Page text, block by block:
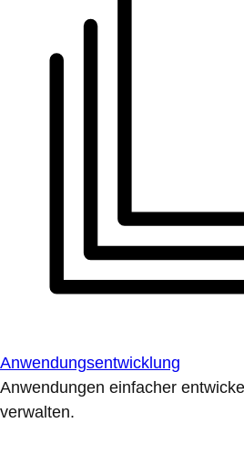
Anwendungsentwicklung
Anwendungen einfacher
verwalten.